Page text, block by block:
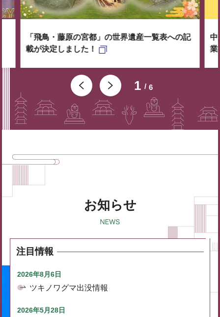
1 6
「飛鳥・藤原の宮都」の世界遺産一覧表への記
載が決定しました！
中
業
お知らせ
注目情報
2026年8月6日
ツキノワグマ出没情報
2026年5月28日